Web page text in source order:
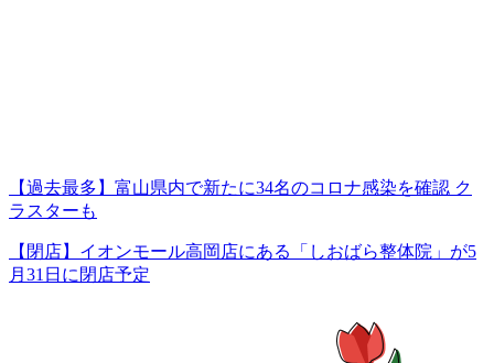
【過去最多】富山県内で新たに34名のコロナ感染を確認 ク
ラスターも
【閉店】イオンモール高岡店にある「しおばら整体院」が5
月31日に閉店予定